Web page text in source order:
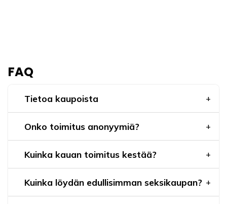
FAQ
Tietoa kaupoista
Onko toimitus anonyymiä?
Kuinka kauan toimitus kestää?
Kuinka löydän edullisimman seksikaupan?